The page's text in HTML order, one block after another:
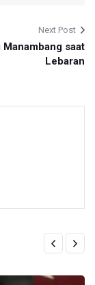
Next Post
Manambang saat
Lebaran